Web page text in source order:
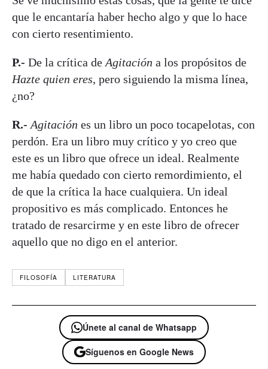
que le encantaría haber hecho algo y que lo hace
con cierto resentimiento.
P.- De la crítica de Agitación a los propósitos de
Hazte quien eres, pero siguiendo la misma línea,
¿no?
R.- Agitación es un libro un poco tocapelotas, con
perdón. Era un libro muy crítico y yo creo que
este es un libro que ofrece un ideal. Realmente
me había quedado con cierto remordimiento, el
de que la crítica la hace cualquiera. Un ideal
propositivo es más complicado. Entonces he
tratado de resarcirme y en este libro de ofrecer
aquello que no digo en el anterior.
FILOSOFÍA LITERATURA
Únete al canal de Whatsapp
Síguenos en Google News